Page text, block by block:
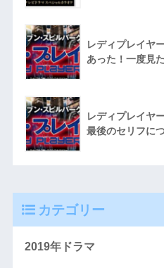
レディプレイヤ
あった！一度見
レディプレイヤ
最後のセリフに
カテゴリー
2019年ドラマ